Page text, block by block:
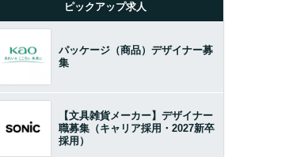
ピックアップ求人
パッケージ（商品）デザイナー募
集
【文具雑貨メーカー】デザイナー
職募集（キャリア採用・2027新卒
採用）